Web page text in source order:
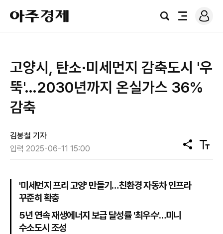
아
주
경
검
전
로
그
고양시, 탄소·미세먼지 감축도시 '우
뚝'…2030년까지 온실가스 36%
감축
김봉철 기자
입력 2025-06-11 15:00
공
유
텍
스
'미세먼지 프리 고양' 만들기…친환경 자동차 인프라
꾸준히 확충
5년 연속 재생에너지 보급 달성률 '최우수'…미니
수소도시 조성